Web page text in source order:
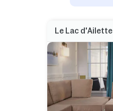
Le Lac d'Ailette